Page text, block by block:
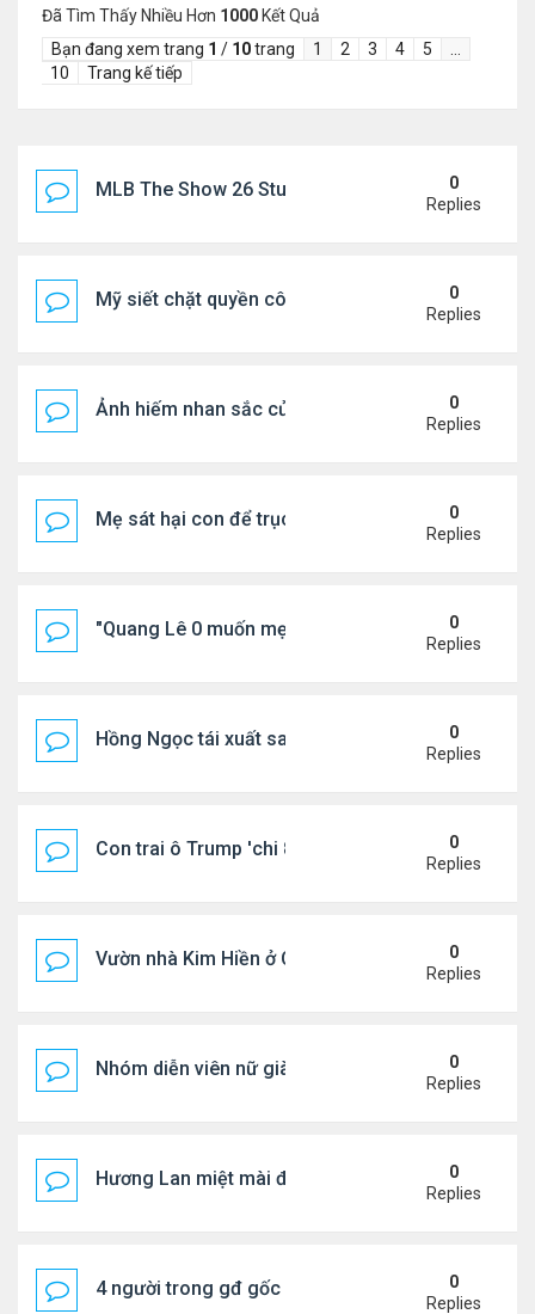
Đã Tìm Thấy Nhiều Hơn 1000 Kết Quả
Bạn đang xem trang 1 / 10trang 1 2 3 4 5
10
Trang kế tiếp
MLB The Show 26 Stubs Tips for Efficient
0
Replies
Mỹ siết chặt quyền công dân theo nơi sinh, mở
0
Replies
Ảnh hiếm nhan sắc của Thẩm Thuý Hằng0
Replies
Mẹ sát hại con để trục lợi bảo hiểm
0
Replies
"Quang Lê 0 muốn mẹ thua kém người khác"
0
Replies
Hồng Ngọc tái xuất sau nhiều năm ở ẩn
0
Replies
Con trai ô Trump 'chi 8.5 triệu để xóa ràng buộc
0
Replies
Vườn nhà Kim Hiền ở California
0
Replies
Nhóm diễn viên nữ giàu nhất thế giới
0
Replies
Hương Lan miệt mài đi hát ở tuổi 70
0
Replies
4 người trong gđ gốc Việt thiệt mạng vì tai nạn xe
0
Replies